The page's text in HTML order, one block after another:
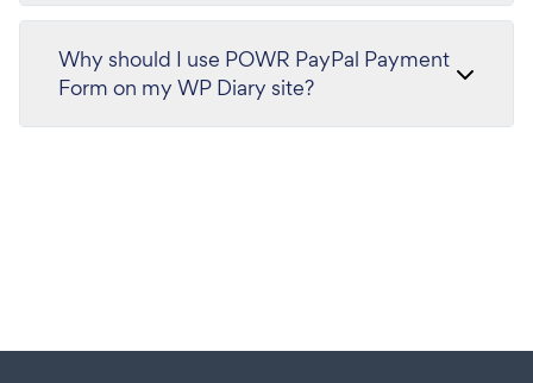
Why should I use POWR PayPal Payment
Form on my WP Diary site?